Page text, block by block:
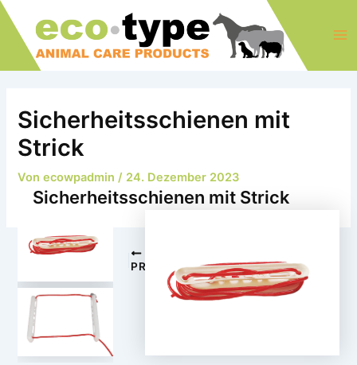
Zum
Inhalt
springen
Sicherheitsschienen mit
Strick
Vonecowpadmin/ 24. Dezember 2023
Sicherheitsschienen mit Strick
navigation
PREVIOUS